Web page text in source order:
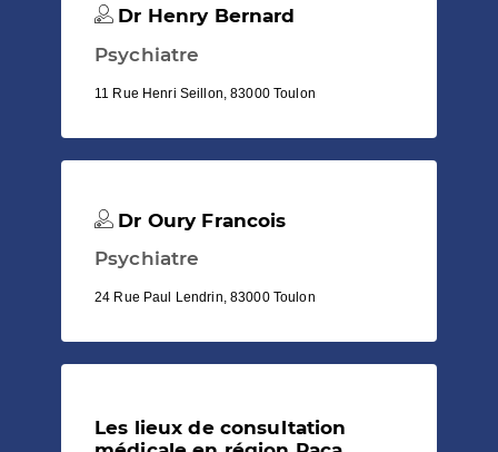
Dr Henry Bernard
Psychiatre
11 Rue Henri Seillon, 83000 Toulon
Dr Oury Francois
Psychiatre
24 Rue Paul Lendrin, 83000 Toulon
Les lieux de consultation